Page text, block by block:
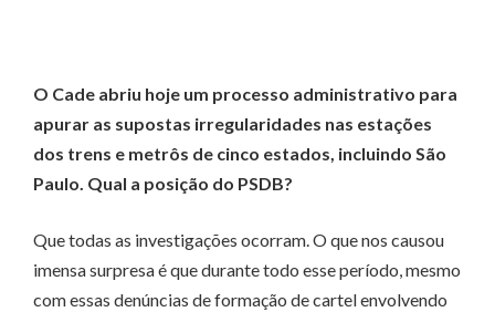
O Cade abriu hoje um processo administrativo para
apurar as supostas irregularidades nas estações
dos trens e metrôs de cinco estados, incluindo São
Paulo. Qual a posição do PSDB?
Que todas as investigações ocorram. O que nos causou
imensa surpresa é que durante todo esse período, mesmo
com essas denúncias de formação de cartel envolvendo